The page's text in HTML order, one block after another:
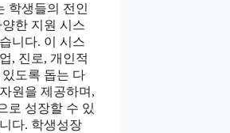
학생들의 전인
한 지원 시스
니다. 이 시스
, 진로, 개인적
도록 돕는 다
원을 제공하며,
로 성장할 수 있
다. 학생성장